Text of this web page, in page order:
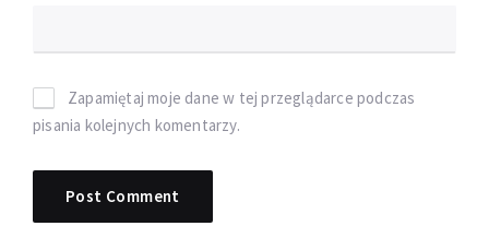
Zapamiętaj moje dane w tej przeglądarce podczas
pisania kolejnych komentarzy.